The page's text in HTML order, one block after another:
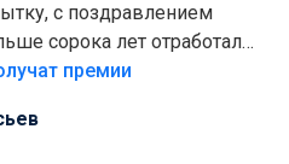
с поздравлением
сорока лет отработали
премии